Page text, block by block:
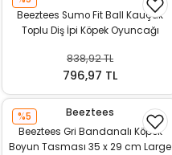
Beeztees Sumo Fit Ball Kauçuk
Toplu Diş İpi Köpek Oyuncağı
838,92 TL
796,97 TL
%5
Beeztees
Beeztees Gri Bandanalı Köpek
Boyun Tasması 35 x 29 cm Large